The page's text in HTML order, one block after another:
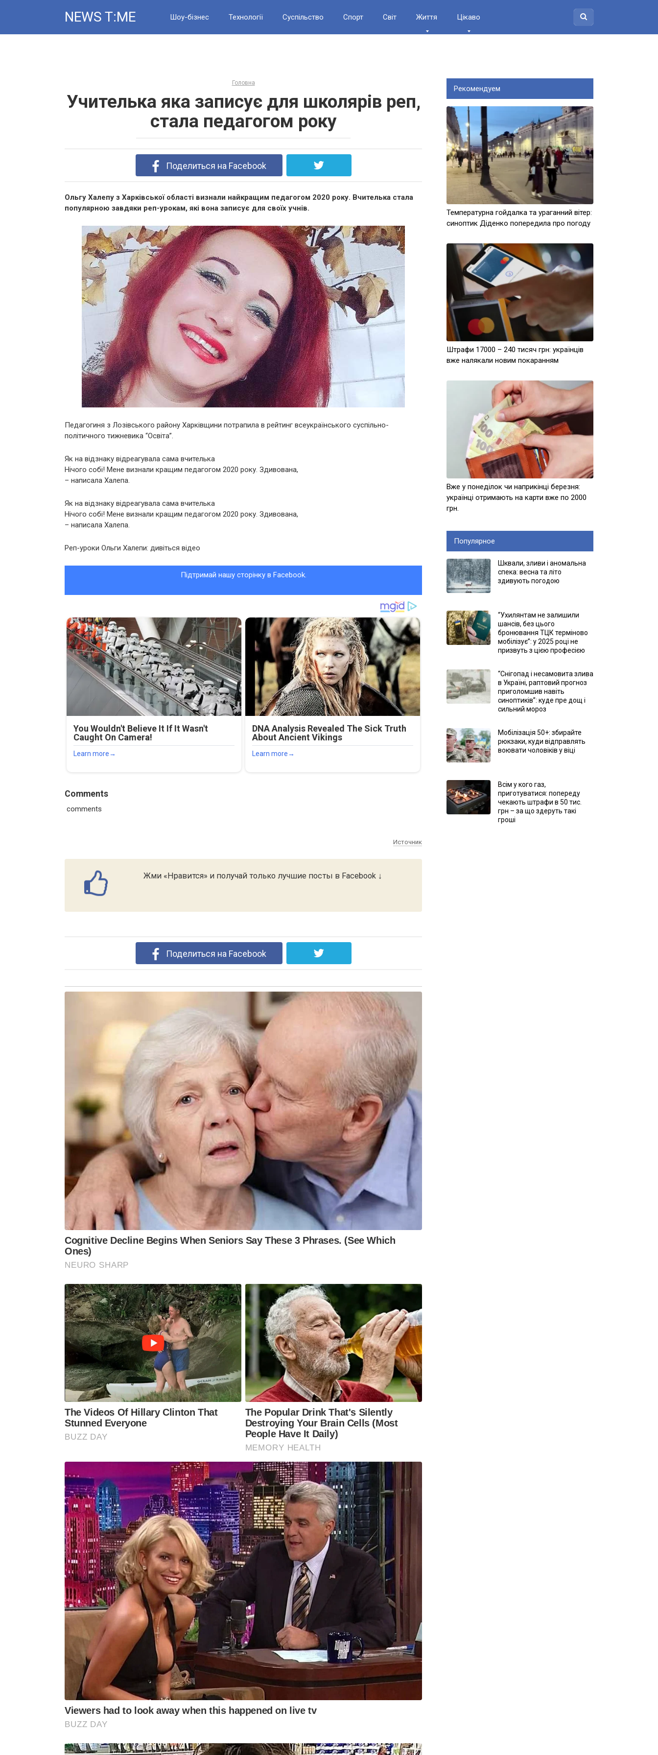
NEWS T:ME Шоу-бізнес Технології Суспільство Спорт Світ Життя Цікаво
Головна
Учителька яка записує для школярів реп,
стала педагогом року
Поделиться на Facebook
Ольгу Халепу з Харківської області визнали найкращим педагогом 2020 року. Вчителька стала
популярною завдяки реп-урокам, які вона записує для своїх учнів.
Педагогиня з Лозівського району Харківщини потрапила в рейтинг всеукраїнського суспільно-
політичного тижневика “Освіта”.
Як на відзнаку відреагувала сама вчителька
Нічого собі! Мене визнали кращим педагогом 2020 року. Здивована,
– написала Халепа.
Як на відзнаку відреагувала сама вчителька
Нічого собі! Мене визнали кращим педагогом 2020 року. Здивована,
– написала Халепа.
Реп-уроки Ольги Халепи: дивіться відео
Підтримай нашу сторінку в Facebook.
Comments
comments
Источник
Жми «Нравится» и получай только лучшие посты в Facebook ↓
Поделиться на Facebook
Рекомендуем
Температурна гойдалка та ураганний вітер:
синоптик Діденко попередила про погоду
Штрафи 17000 – 240 тисяч грн: українців
вже налякали новим покаранням
Вже у понеділок чи наприкінці березня:
українці отримають на карти вже по 2000
грн.
Популярное
Шквали, зливи і аномальна
спека: весна та літо
здивують погодою
“Ухилянтам не залишили
шансів, без цього
бронювання ТЦК терміново
мобілізує”: у 2025 році не
призвуть з цією професією
“Снігопад і несамовита злива
в Україні, раптовий прогноз
приголомшив навіть
синоптиків”: куде пре дощ і
сильний мороз
Мобілізація 50+: збирайте
рюкзаки, куди відправлять
воювати чоловіків у віці
Всім у кого газ,
приготуватися: попереду
чекають штрафи в 50 тис.
грн – за що здеруть такі
гроші